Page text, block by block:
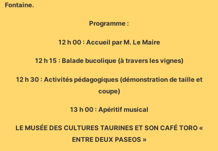
Fontaine.
Programme :
12 h 00 : Accueil par M. Le Maire
12 h 15 : Balade bucolique (à travers les vignes)
12 h 30 : Activités pédagogiques (démonstration de taille et
coupe)
13 h 00 : Apéritif musical
LE MUSÉE DES CULTURES TAURINES ET SON CAFÉ TORO «
ENTRE DEUX PASEOS »